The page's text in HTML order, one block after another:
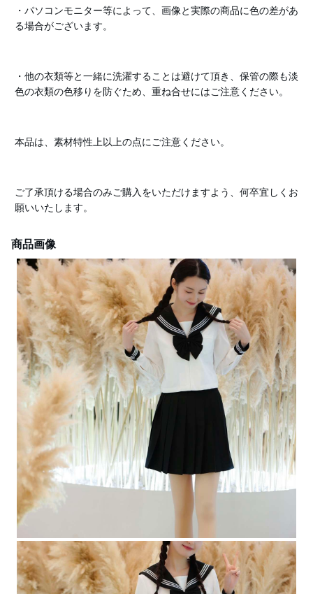
・パソコンモニター等によって、画像と実際の商品に色の差があ
る場合がございます。
・他の衣類等と一緒に洗濯することは避けて頂き、保管の際も淡
色の衣類の色移りを防ぐため、重ね合せにはご注意ください。
本品は、素材特性上以上の点にご注意ください。
ご了承頂ける場合のみご購入をいただけますよう、何卒宜しくお
願いいたします。
商品画像